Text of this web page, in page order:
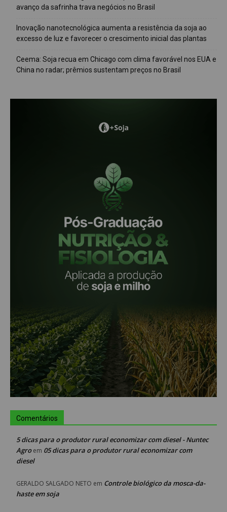
avanço da safrinha trava negócios no Brasil
Inovação nanotecnológica aumenta a resistência da soja ao
excesso de luz e favorecer o crescimento inicial das plantas
Ceema: Soja recua em Chicago com clima favorável nos EUA e
China no radar; prêmios sustentam preços no Brasil
Comentários
5 dicas para o produtor rural economizar com diesel - Nuntec
Agroem 05 dicas para o produtor rural economizar com
diesel
GERALDO SALGADO NETO em Controle biológico da mosca-da-
haste em soja